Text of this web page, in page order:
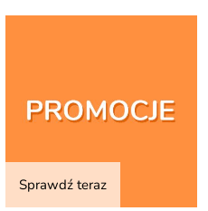
Sprawdź teraz